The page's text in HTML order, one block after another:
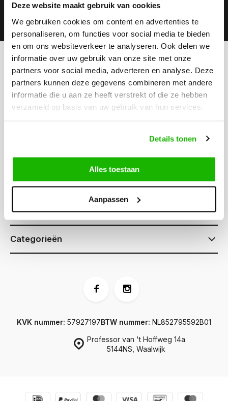
Deze website maakt gebruik van cookies
We gebruiken cookies om content en advertenties te
personaliseren, om functies voor social media te bieden
en om ons websiteverkeer te analyseren. Ook delen we
informatie over uw gebruik van onze site met onze
partners voor social media, adverteren en analyse. Deze
partners kunnen deze gegevens combineren met andere
informatie die u aan ze heeft verstrekt of die ze hebben
verzameld op basis van uw gebruik van hun services.
Details tonen
Alles toestaan
Aanpassen
Kunnen we helpen?
Klantenservice:
geopend
Bel ons
0416-272223
Klantenservice
Informatie
Categorieën
Professor van 't Hoffweg 14a
5144NS, Waalwijk
KVK nummer: 57927197BTW nummer: NL852795592B01